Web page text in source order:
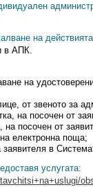
на
в АПК.
на
от звеното за
на посочен от
на посочен от
електронна поща;
в
услугата: